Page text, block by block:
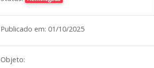
Publicado em: 01/10/2025
Objeto: